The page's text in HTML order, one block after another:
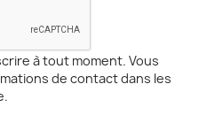
à tout moment. Vous
de contact dans les